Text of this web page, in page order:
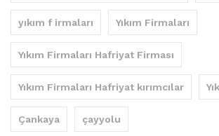
yıkım f irmaları Yıkım Firmaları
Yıkım Firmaları Hafriyat Firması
Yıkım Firmaları Hafriyat kırımcılar
Çankaya çayyolu